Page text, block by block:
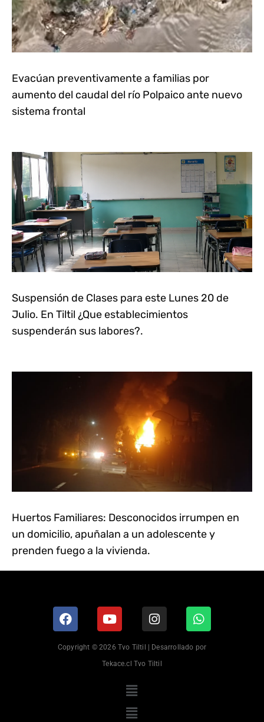
Evacúan preventivamente a familias por
aumento del caudal del río Polpaico ante nuevo
sistema frontal
Suspensión de Clases para este Lunes 20 de
Julio. En Tiltil ¿Que establecimientos
suspenderán sus labores?.
Huertos Familiares: Desconocidos irrumpen en
un domicilio, apuñalan a un adolescente y
prenden fuego a la vivienda.
Copyright © 2026 Tvo Tiltil | Desarrollado por
Tekace.cl Tvo Tiltil